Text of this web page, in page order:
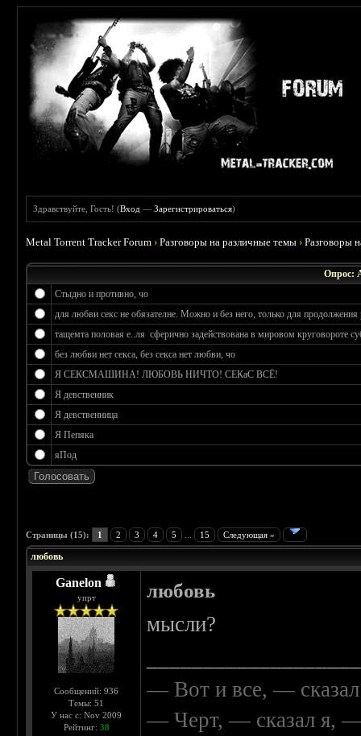
Здравствуйте, Гость! (Вход —Зарегистрироваться)
Metal Torrent Tracker Forum ›Разговоры на различные темы ›Разговоры
Опрос:
Стыдно и противно, чо
для любви секс не обязателне. Можно и без него, только для продолжения
тащемта половая е..ля сферично задействована в мировом круговороте
без любви нет секса, без секса нет любви, чо
Я СЕКСМАШИНА! ЛЮБОВЬ НИЧТО! СЕКаС ВСЁ!
Я девственник
Я девственница
Я Пепяка
яПод
Страницы (15): 1 2 3 4 5 15 Следующая »
любовь
Ganelon
упрт
Сообщений: 936
Темы: 51
У нас с: Nov 2009
Рейтинг: 38
любовь
мысли?
— Вот и все, —
— Черт, — сказал я, —